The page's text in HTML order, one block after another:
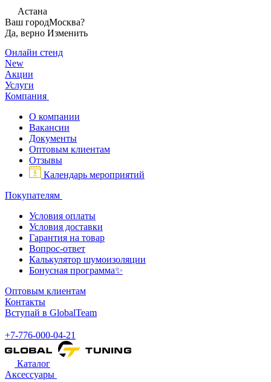
Астана
Ваш городМосква?
Да, верно Изменить
Онлайн стенд
New
Акции
Услуги
Компания
О компании
Вакансии
Документы
Оптовым клиентам
Отзывы
Календарь мероприятий
Покупателям
Условия оплаты
Условия доставки
Гарантия на товар
Вопрос-ответ
Калькулятор шумоизоляции
Бонусная программа✨
Оптовым клиентам
Контакты
Вступай в GlobalTeam
+7-776-000-04-21
Каталог
Аксессуары